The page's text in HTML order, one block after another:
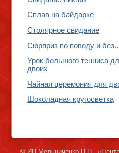
Сплав на байдарке
Столярное свидание
Сюрприз по поводу и
Урок большого тенниса
двоих
Чайная церемония для
Шоколадная кругосветка
© ИП Мельниченко Н.П., «Центр